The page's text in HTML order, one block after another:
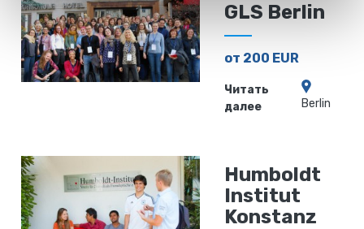
GLS Berlin
от 200 EUR
Читать
далее
Berlin
Humboldt
Institut
Konstanz